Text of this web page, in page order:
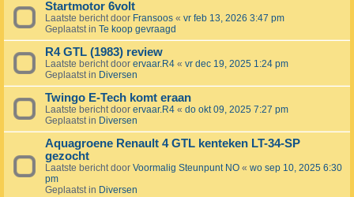
Startmotor 6volt
Laatste bericht door Fransoos « vr feb 13, 2026 3:47 pm
Geplaatst in Te koop gevraagd
R4 GTL (1983) review
Laatste bericht door ervaar.R4 « vr dec 19, 2025 1:24 pm
Geplaatst in Diversen
Twingo E-Tech komt eraan
Laatste bericht door ervaar.R4 « do okt 09, 2025 7:27 pm
Geplaatst in Diversen
Aquagroene Renault 4 GTL kenteken LT-34-SP
gezocht
Laatste bericht door Voormalig Steunpunt NO « wo sep 10, 2025 6:30
pm
Geplaatst in Diversen